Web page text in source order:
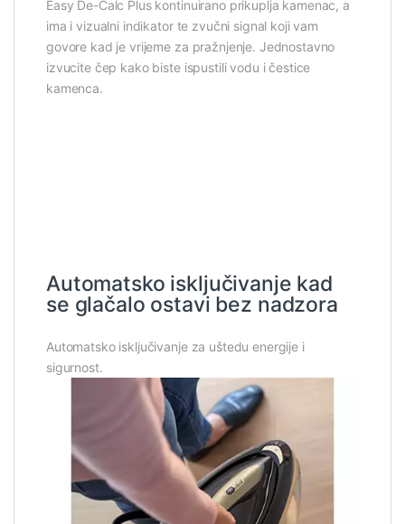
Easy De-Calc Plus kontinuirano prikuplja kamenac, a
ima i vizualni indikator te zvučni signal koji vam
govore kad je vrijeme za pražnjenje. Jednostavno
izvucite čep kako biste ispustili vodu i čestice
kamenca.
Automatsko isključivanje kad
se glačalo ostavi bez nadzora
Automatsko isključivanje za uštedu energije i
sigurnost.